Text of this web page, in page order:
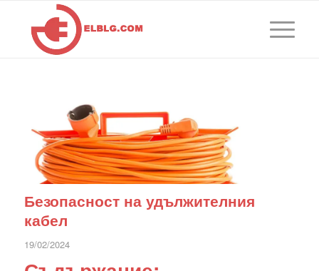
Безопасност на удължителния
кабел
19/02/2024